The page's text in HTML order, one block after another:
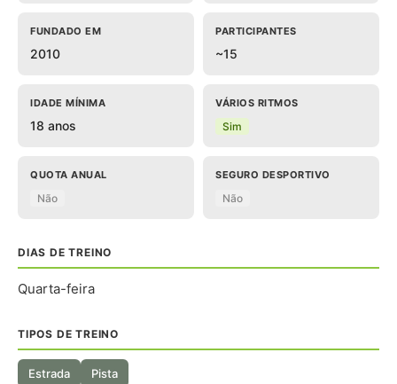
FUNDADO EM
2010
PARTICIPANTES
~15
IDADE MÍNIMA
18 anos
VÁRIOS RITMOS
Sim
QUOTA ANUAL
Não
SEGURO DESPORTIVO
Não
DIAS DE TREINO
Quarta-feira
TIPOS DE TREINO
Estrada Pista